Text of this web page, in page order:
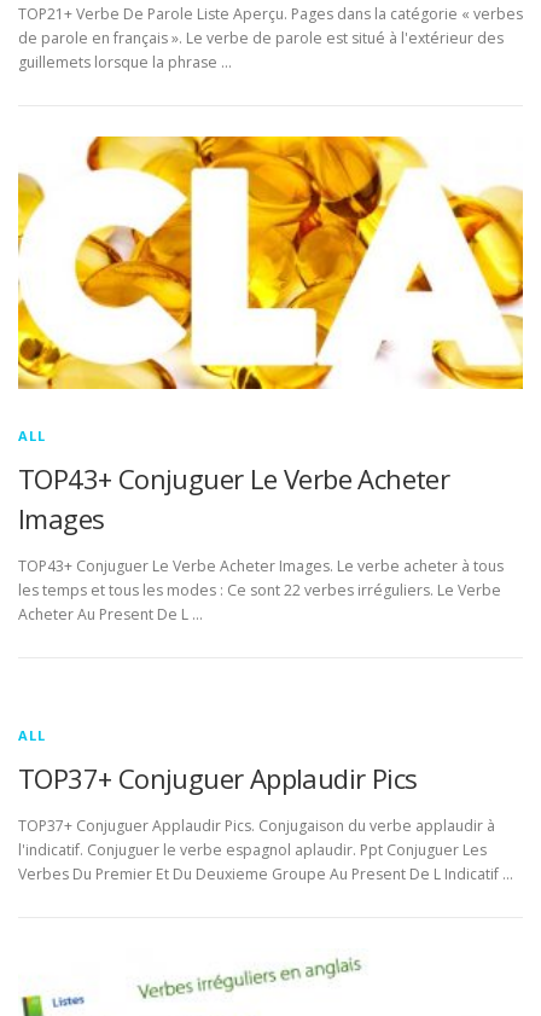
TOP21+ Verbe De Parole Liste Aperçu. Pages dans la catégorie « verbes
de parole en français ». Le verbe de parole est situé à l'extérieur des
guillemets lorsque la phrase …
ALL
TOP43+ Conjuguer Le Verbe Acheter
Images
TOP43+ Conjuguer Le Verbe Acheter Images. Le verbe acheter à tous
les temps et tous les modes : Ce sont 22 verbes irréguliers. Le Verbe
Acheter Au Present De L …
ALL
TOP37+ Conjuguer Applaudir Pics
TOP37+ Conjuguer Applaudir Pics. Conjugaison du verbe applaudir à
l'indicatif. Conjuguer le verbe espagnol aplaudir. Ppt Conjuguer Les
Verbes Du Premier Et Du Deuxieme Groupe Au Present De L Indicatif …